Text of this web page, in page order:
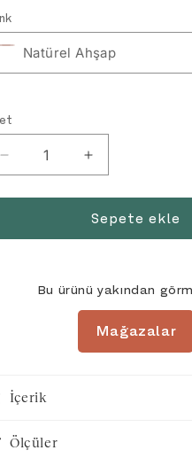
Toy
için
Sepete ekle
Bu ürünü yakından
Mağazalar
İçerik
Ölçüler